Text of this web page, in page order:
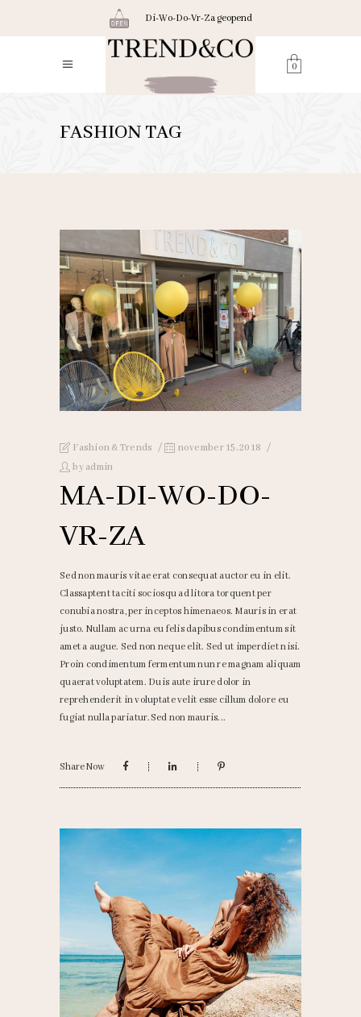
Di-Wo-Do-Vr-Za geopend
0
FASHION TAG
Fashion & Trends
november 15, 2018
by admin
MA-DI-WO-DO-
VR-ZA
Sed non mauris vitae erat consequat auctor eu in elit.
Classaptent taciti sociosqu ad litora torquent per
conubia nostra, per inceptos himenaeos. Mauris in erat
justo. Nullam ac urna eu felis dapibus condimentum sit
amet a augue. Sed non neque elit. Sed ut imperdiet nisi.
Proin condimentum fermentum nun re magnam aliquam
quaerat voluptatem. Duis aute irure dolor in
reprehenderit in voluptate velit esse cillum dolore eu
fugiat nulla pariatur.Sed non mauris
Share Now